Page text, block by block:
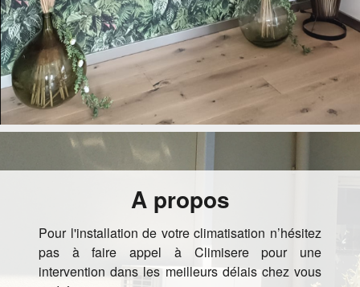
A propos
Pour l'installation de votre climatisation n’hésitez
pas à faire appel à Climisere pour une
intervention dans les meilleurs délais chez vous